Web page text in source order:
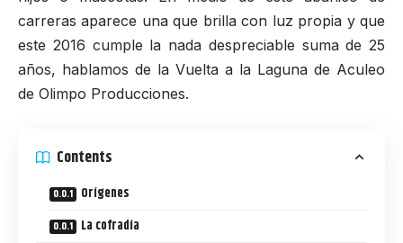
carreras aparece una que brilla con luz propia y que
este 2016 cumple la nada despreciable suma de 25
años, hablamos de la Vuelta a la Laguna de Aculeo
de Olimpo Producciones.
Contents
Orígenes
La cofradía